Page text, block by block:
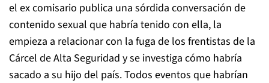
el ex comisario publica una sórdida conversación de
contenido sexual que habría tenido con ella, la
empieza a relacionar con la fuga de los frentistas de la
Cárcel de Alta Seguridad y se investiga cómo habría
sacado a su hijo del país. Todos eventos que habrían